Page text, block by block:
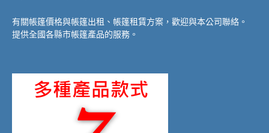
有關帳篷價格與帳篷出租、帳篷租賃方案，歡迎與本公司聯絡。
提供全國各縣市帳篷產品的服務。